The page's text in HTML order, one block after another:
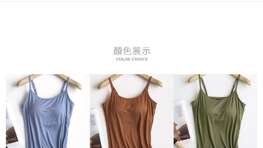
購買商品的店家。未經商家同意取消之訂單仍視為有效，需透過AFTEE先享
是否繳費成功／繳費後需取消欲退款等相關疑問，請聯繫「AFTEE先享後付
客戶支援中心」https://netprotections.freshdesk.com/support/home
【注意事項】
１．透過由恩沛科技股份有限公司提供之「AFTEE先享後付」服務完成之交
易，需依本服務之必要範圍內提供個人資料，並將交易相關給付款項請求債
權轉讓予恩沛科技股份有限公司。
每筆NT$80，滿NT$899(含以上)免運費
每筆NT$80，滿NT$899(含以上)免運費
黑貓宅急便
每筆NT$80，滿NT$899(含以上)免運費